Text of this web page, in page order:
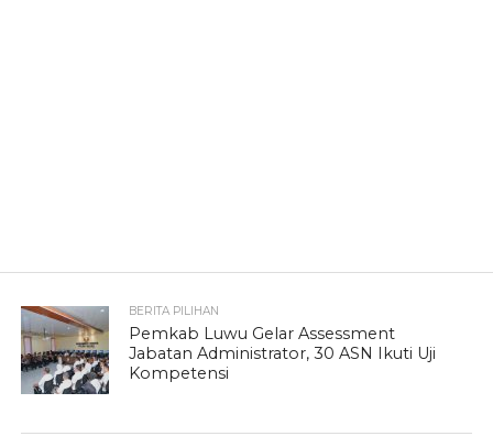
BERITA PILIHAN
Pemkab Luwu Gelar Assessment
Jabatan Administrator, 30 ASN Ikuti Uji
Kompetensi